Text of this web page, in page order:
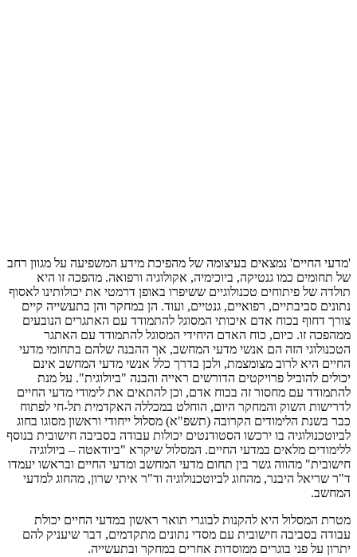
'מדעי החיים' נמצאים בעיצומה של מהפיכת מידע המשפיעה על מגוון רחב
של תחומים כמו גנטיקה, ביוכימיה, אקולוגיה ורפואה. מהפכה זו היא
תולדה של פיתוחים טכנולוגיים ששיפרו באופן דרמטי את יכולותינו לאסוף
נתונים סביבתיים, רפואיים, גנטיים, ועוד. הן במחקר והן בתעשייה קיים
צורך דחוף בכוח אדם איכותי המסוגל להתמודד עם האתגרים הנובעים
ממהפכה זו. כיום, כוח האדם היחידי המסוגל להתמודד עם האתגר
הטכנולוגי הזה הם אנשי מדעי המחשב, אך ההבנה שלהם בתחומי מדעי
החיים היא לרוב מצומצמת, ולכן בדרך כלל אנשי מדעי המחשב אינם
יכולים להוביל פרויקטים הדורשים ראייה והבנה "ביולוגית". על מנת
להתמודד עם מחסור זה בכוח אדם, וכן להתאים את לימודי מדעי החיים
לדרישות השוק והמחקר היום, הוחלט במכללה האקדמית תל-חי לפתוח
כבר בשנת הלימודים הקרובה (תשפ"א) מסלול ייחודי וראשון מסוגו בחוג
לביוטכנולוגיה בו ירכשו הסטודנטים יכולות עבודה בסביבה חישובית בנוסף
ללימודים מלאים במדעי החיים. המסלול שיקרא "ביודאטה – ביולוגיה
חישובית" מהווה גשר בין תחום מדעי המחשב ומדעי החיים ובראשו יעמדו
ד"ר שריאל היבנר, מהחוג לביוטכנולוגיה וד"ר איתי שרון, מהחוג למדעי
המחשב.
מטרת המסלול היא להקנות לבוגרי תואר ראשון במדעי החיים יכולת
עבודה בסביבה חישובית עם מסדי נתונים מתקדמים, דבר שיעניק להם
יתרון על פני בוגרים ממוסדות אחרים במחקר ובתעשייה.